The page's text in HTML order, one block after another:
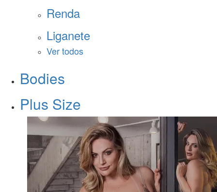
Renda
Liganete
Ver todos
Bodies
Plus Size